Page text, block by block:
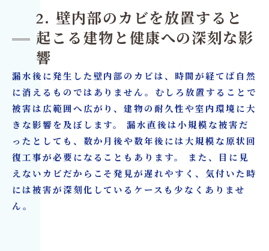
2. 壁内部のカビを放置すると
起こる建物と健康への深刻な影
響
漏水後に発生した壁内部のカビは、時間が経てば自然
に消えるものではありません。むしろ放置することで
被害は広範囲へ広がり、建物の耐久性や室内環境に大
きな影響を及ぼします。 漏水直後は小規模な被害だ
ったとしても、数か月後や数年後には大規模な原状回
復工事が必要になることもあります。 また、目に見
えないカビだからこそ発見が遅れやすく、気付いた時
には被害が深刻化しているケースも少なくありませ
ん。